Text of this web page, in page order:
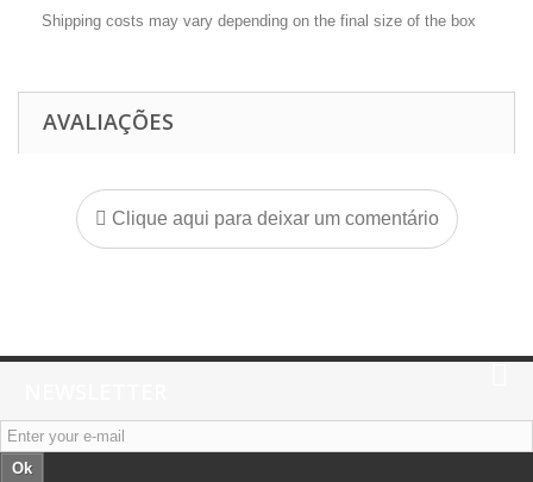
Shipping costs may vary depending on the final size of the box
AVALIAÇÕES
Clique aqui para deixar um comentário
Ok